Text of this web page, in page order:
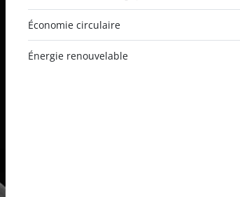
Économie circulaire
Énergie renouvelable